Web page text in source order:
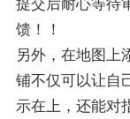
馈！！
另外，在地图上
铺不仅可以让自
示在上，还能对